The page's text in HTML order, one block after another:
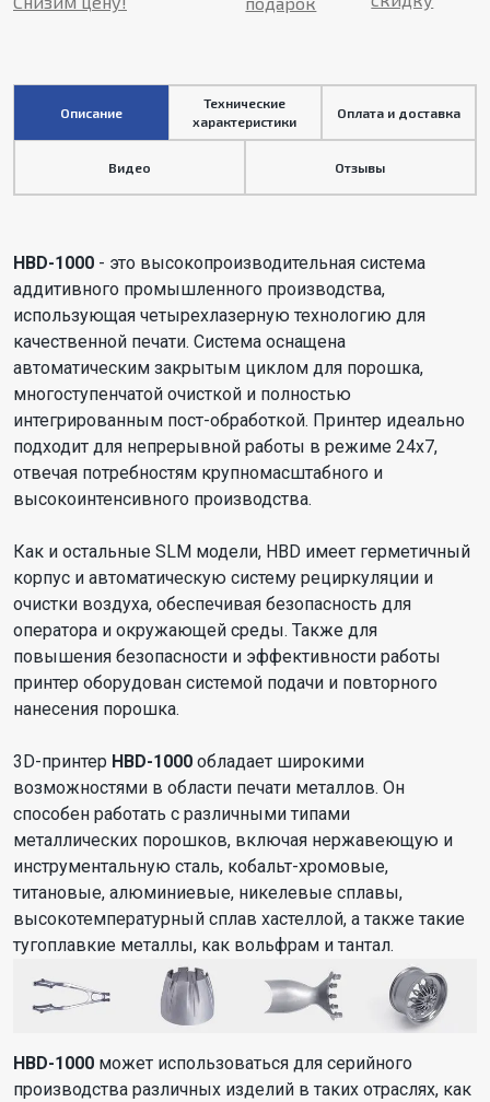
Описание
Технические
характеристики
Оплата и доставка
Видео Отзывы
HBD-1000 - это высокопроизводительная система
аддитивного промышленного производства,
использующая четырехлазерную технологию для
качественной печати. Система оснащена
автоматическим закрытым циклом для порошка,
многоступенчатой очисткой и полностью
интегрированным пост-обработкой. Принтер идеально
подходит для непрерывной работы в режиме 24x7,
отвечая потребностям крупномасштабного и
высокоинтенсивного производства.
Как и остальные SLM модели, HBD имеет герметичный
корпус и автоматическую систему рециркуляции и
очистки воздуха, обеспечивая безопасность для
оператора и окружающей среды. Также для
повышения безопасности и эффективности работы
принтер оборудован системой подачи и повторного
нанесения порошка.
3D-принтер HBD-1000 обладает широкими
возможностями в области печати металлов. Он
способен работать с различными типами
металлических порошков, включая нержавеющую и
инструментальную сталь, кобальт-хромовые,
титановые, алюминиевые, никелевые сплавы,
высокотемпературный сплав хастеллой, а также такие
тугоплавкие металлы, как вольфрам и тантал.
HBD-1000 может использоваться для серийного
производства различных изделий в таких отраслях, как